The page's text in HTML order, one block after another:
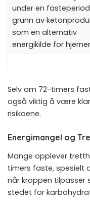
under en
grunn av
som en alternativ
energikilde for
Selv om 72-timers
også viktig å være
risikoene.
Energimangel og
Mange opplever
timers faste, spesielt
når kroppen tilpasser
stedet for